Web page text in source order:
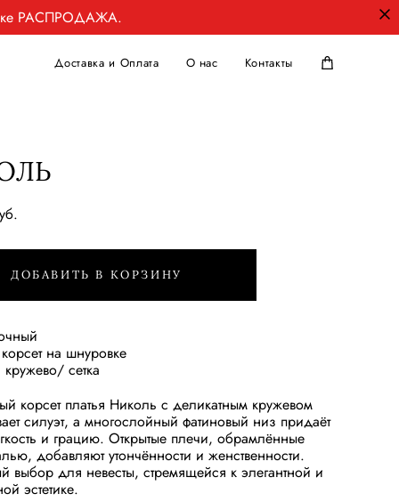
РАСПРОДАЖА.
Доставка и Оплата О нас Контакты
ДОБАВИТЬ В КОРЗИНУ
на шнуровке
сетка
корсет платья Николь с деликатным кружевом
силуэт, а многослойный фатиновый низ придаёт
и грацию. Открытые плечи, обрамлённые
добавляют утончённости и женственности.
выбор для невесты, стремящейся к элегантной и
эстетике.